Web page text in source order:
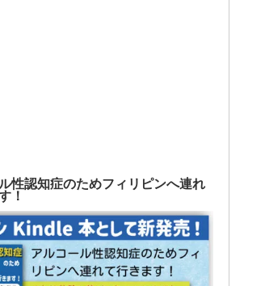
性認知症のためフィリピンへ連れ
！